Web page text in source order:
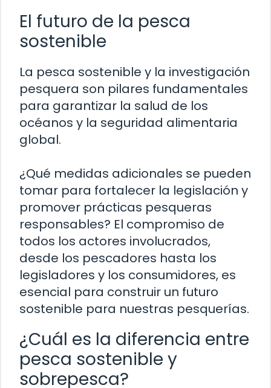
El futuro de la pesca
sostenible
La pesca sostenible y la investigación
pesquera son pilares fundamentales
para garantizar la salud de los
océanos y la seguridad alimentaria
global.
¿Qué medidas adicionales se pueden
tomar para fortalecer la legislación y
promover prácticas pesqueras
responsables? El compromiso de
todos los actores involucrados,
desde los pescadores hasta los
legisladores y los consumidores, es
esencial para construir un futuro
sostenible para nuestras pesquerías.
¿Cuál es la diferencia entre
pesca sostenible y
sobrepesca?